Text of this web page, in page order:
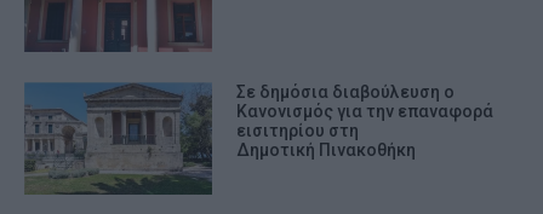
Σε δημόσια διαβούλευση ο
Κανονισμός για την επαναφορά
εισιτηρίου στη
Δημοτική Πινακοθήκη